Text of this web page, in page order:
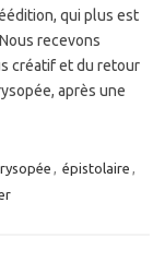
qui plus est
recevons
créatif et du retour
après une
, épistolaire ,